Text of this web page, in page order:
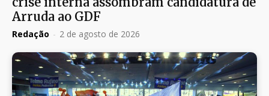
Arruda ao GDF
Redação - 2 de agosto de 2026